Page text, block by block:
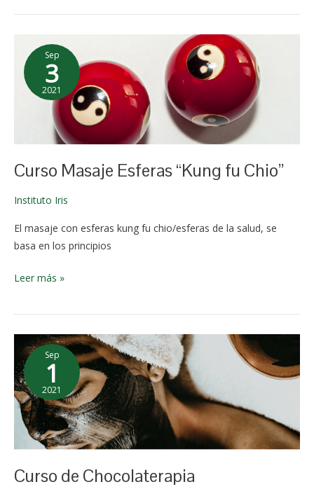
Sep
3
2021
22 de
mayo de
Curso Masaje Esferas “Kung fu Chio”
Instituto Iris
El masaje con esferas kung fu chio/esferas de la salud, se
basa en los principios
Masaje
Esferas
“Kung
Leer más »
Sep
1
2021
9 de
enero de
2026
Curso de Chocolaterapia
Curso
de
Chocolaterapia